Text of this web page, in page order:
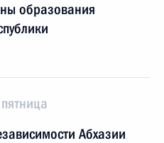
образования
Абхазии